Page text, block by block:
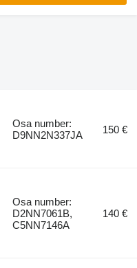
Osa number:
D9NN2N337JA
150 €
Osa number:
D2NN7061B,
C5NN7146A
140 €